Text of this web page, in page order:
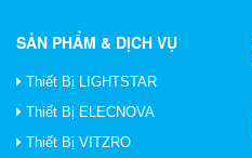
SẢN PHẨM & DỊCH VỤ
Thiết Bị LIGHTSTAR
Thiết Bị ELECNOVA
Thiết Bị VITZRO